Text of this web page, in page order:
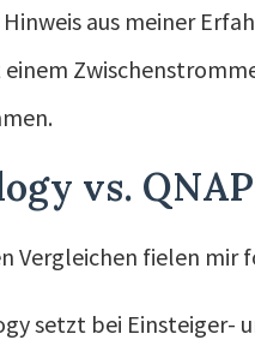
aus meiner
vs.
Vergleichen fielen mir
setzt bei Einsteiger-